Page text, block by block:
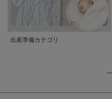
出産準備カテゴリ